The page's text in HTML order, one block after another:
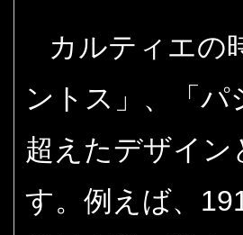
カルティエの
ントス」、「
超えたデザイン
す。例えば、